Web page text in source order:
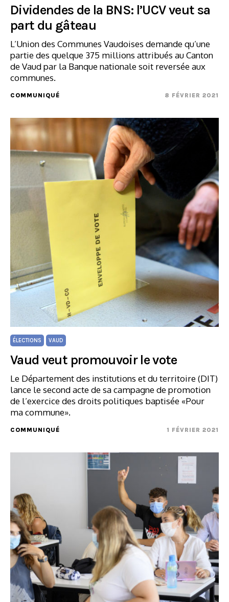
Dividendes de la BNS: l’UCV veut sa
part du gâteau
L’Union des Communes Vaudoises demande qu’une
partie des quelque 375 millions attribués au Canton
de Vaud par la Banque nationale soit reversée aux
communes.
COMMUNIQUÉ 8 FÉVRIER 2021
ÉLECTIONS VAUD
Vaud veut promouvoir le vote
Le Département des institutions et du territoire (DIT)
lance le second acte de sa campagne de promotion
de l’exercice des droits politiques baptisée «Pour
ma commune».
COMMUNIQUÉ 1 FÉVRIER 2021